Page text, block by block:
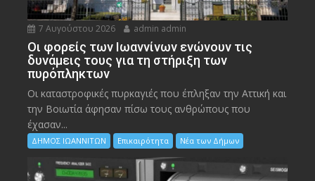
7 Αυγούστου 2026 admin admin
Οι φορείς των Ιωαννίνων ενώνουν τις
δυνάμεις τους για τη στήριξη των
πυρόπληκτων
Οι καταστροφικές πυρκαγιές που έπληξαν την Αττική και
την Bοιωτία άφησαν πίσω τους ανθρώπους που
έχασαν...
ΔΗΜΟΣ ΙΩΑΝΝΙΤΩΝ Επικαιρότητα Νέα των Δήμων